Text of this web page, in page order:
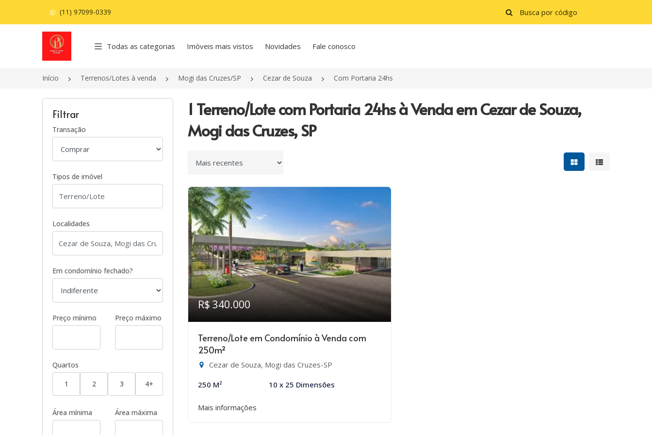
(11) 97099-0339
Página inicial
Todas as categorias Imóveis mais vistos Novidades Fale conosco
Início Terrenos/Lotes à venda Mogi das Cruzes/SP Cezar de Souza Com Portaria 24hs
Filtrar
Transação
Tipos de imóvel
Localidades
Em condomínio fechado?
Preço mínimo Preço máximo
Quartos
1 2 3 4+
Área mínima Área máxima
1 Terreno/Lote com Portaria 24hs à Venda em Cezar de Souza,
Mogi das Cruzes, SP
Ordenar por Mostrar resultados
Mostrar
R$ 340.000
Terreno/Lote em Condomínio à Venda com
250m²
Cezar de Souza, Mogi das Cruzes-SP
250 M² 10 x 25 Dimensões
Mais informações